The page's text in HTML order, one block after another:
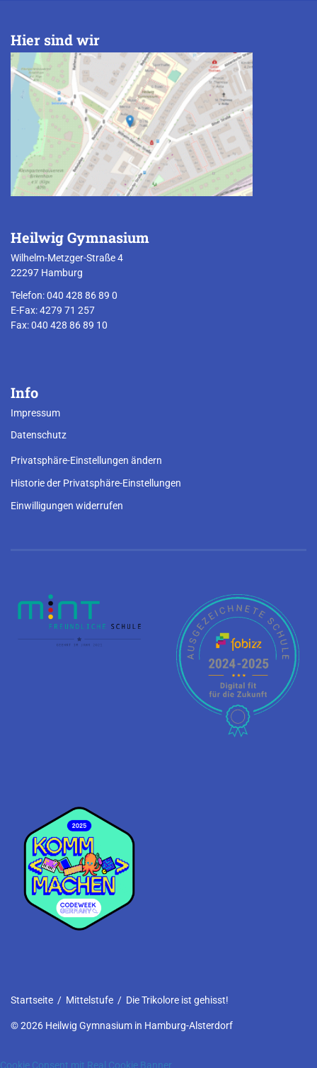
Hier sind wir
Heilwig Gymnasium
Wilhelm-Metzger-Straße 4
22297 Hamburg
Telefon: 040 428 86 89 0
E-Fax: 4279 71 257
Fax: 040 428 86 89 10
Info
Impressum
Datenschutz
Privatsphäre-Einstellungen ändern
Historie der Privatsphäre-Einstellungen
Einwilligungen widerrufen
Startseite / Mittelstufe / Die Trikolore ist gehisst!
© 2026 Heilwig Gymnasium in Hamburg-Alsterdorf
Cookie Consent mit Real Cookie Banner